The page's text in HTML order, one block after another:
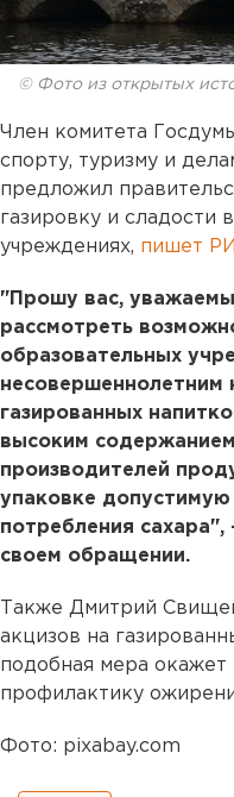
© Фото из открытых
Член комитета
спорту, туризму и
предложил
газировку и сладости
учреждениях, пишет
"Прошу вас,
рассмотреть
образовательных
несовершеннолетним
газированных
высоким
производителей
упаковке
потребления
своем обращении.
Также Дмитрий
акцизов на
подобная мера
профилактику
Фото: pixabay.com